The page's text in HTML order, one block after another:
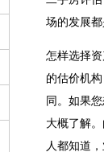
场的发展
怎样选择
的估价机
同。如果
大概了解
人都知道